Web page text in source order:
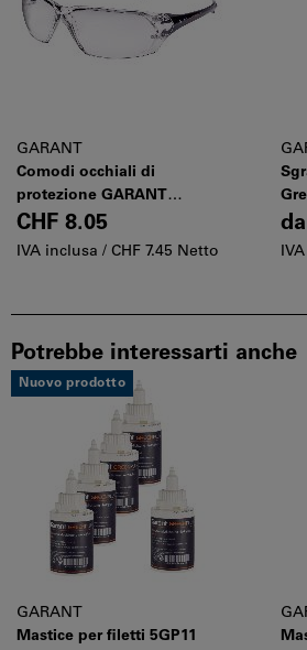
GARANT
Comodi occhiali di
protezione GARANT
GreenPlus, Tinta delle lenti:
CLEAR
CHF 8.05
IVA inclusa / CHF 7.45 Netto
da
Potrebbe interessarti anche
Nuovo prodotto
GARANT
Mastice per filetti 5GP11